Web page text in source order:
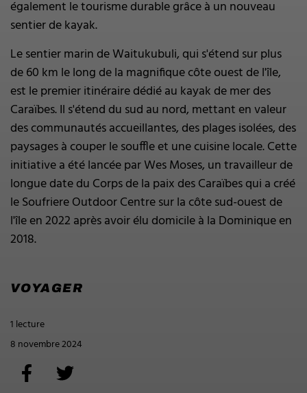
également le tourisme durable grâce à un nouveau
sentier de kayak.
Le sentier marin de Waitukubuli, qui s'étend sur plus
de 60 km le long de la magnifique côte ouest de l'île,
est le premier itinéraire dédié au kayak de mer des
Caraïbes. Il s'étend du sud au nord, mettant en valeur
des communautés accueillantes, des plages isolées, des
paysages à couper le souffle et une cuisine locale. Cette
initiative a été lancée par Wes Moses, un travailleur de
longue date du Corps de la paix des Caraïbes qui a créé
le Soufriere Outdoor Centre sur la côte sud-ouest de
l'île en 2022 après avoir élu domicile à la Dominique en
2018.
VOYAGER
1 lecture
8 novembre 2024